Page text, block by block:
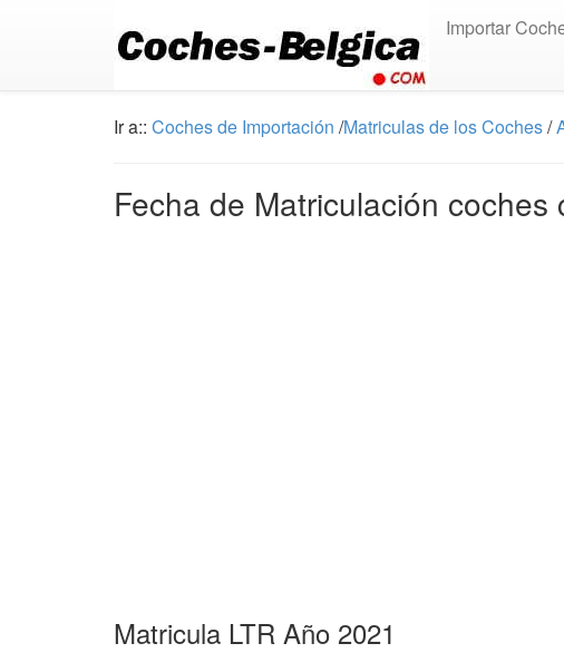
Importar
Ir a:: Coches de Importación /Matriculas de los Coches/
Fecha de Matriculación coches
Matricula LTR Año 2021